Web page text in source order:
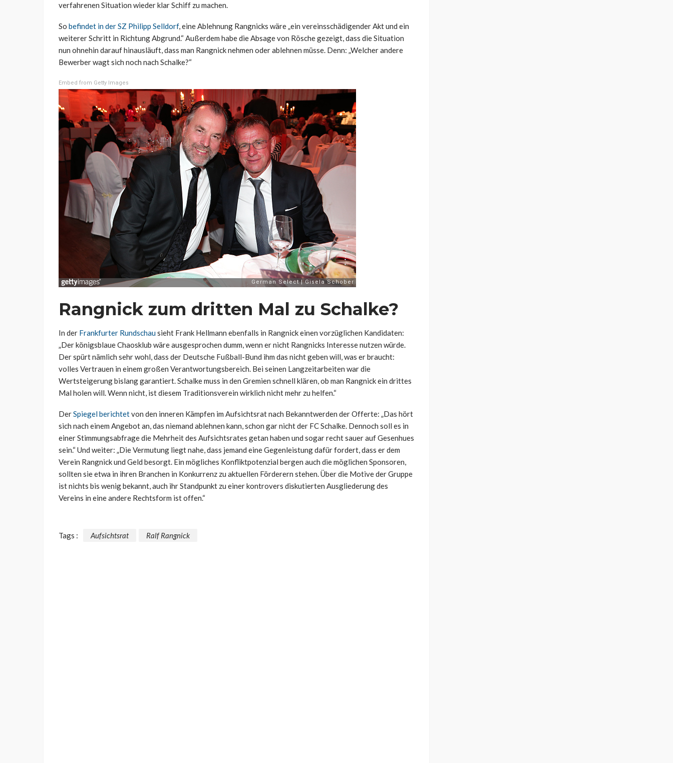
verfahrenen Situation wieder klar Schiff zu machen.
So befindet in der SZ Philipp Selldorf, eine Ablehnung Rangnicks wäre „ein vereinsschädigender Akt und ein
weiterer Schritt in Richtung Abgrund.“ Außerdem habe die Absage von Rösche gezeigt, dass die Situation
nun ohnehin darauf hinausläuft, dass man Rangnick nehmen oder ablehnen müsse. Denn: „Welcher andere
Bewerber wagt sich noch nach Schalke?“
Embed from Getty Images
Rangnick zum dritten Mal zu Schalke?
In der Frankfurter Rundschausieht Frank Hellmann ebenfalls in Rangnick einen vorzüglichen Kandidaten:
„Der königsblaue Chaosklub wäre ausgesprochen dumm, wenn er nicht Rangnicks Interesse nutzen würde.
Der spürt nämlich sehr wohl, dass der Deutsche Fußball-Bund ihm das nicht geben will, was er braucht:
volles Vertrauen in einem großen Verantwortungsbereich. Bei seinen Langzeitarbeiten war die
Wertsteigerung bislang garantiert. Schalke muss in den Gremien schnell klären, ob man Rangnick ein drittes
Mal holen will. Wenn nicht, ist diesem Traditionsverein wirklich nicht mehr zu helfen.“
DerSpiegel berichtetvon den inneren Kämpfen im Aufsichtsrat nach Bekanntwerden der Offerte: „Das hört
sich nach einem Angebot an, das niemand ablehnen kann, schon gar nicht der FC Schalke. Dennoch soll es in
einer Stimmungsabfrage die Mehrheit des Aufsichtsrates getan haben und sogar recht sauer auf Gesenhues
sein.“ Und weiter: „Die Vermutung liegt nahe, dass jemand eine Gegenleistung dafür fordert, dass er dem
Verein Rangnick und Geld besorgt. Ein mögliches Konfliktpotenzial bergen auch die möglichen Sponsoren,
sollten sie etwa in ihren Branchen in Konkurrenz zu aktuellen Förderern stehen. Über die Motive der Gruppe
ist nichts bis wenig bekannt, auch ihr Standpunkt zu einer kontrovers diskutierten Ausgliederung des
Vereins in eine andere Rechtsform ist offen.“
Tags : Aufsichtsrat Ralf Rangnick